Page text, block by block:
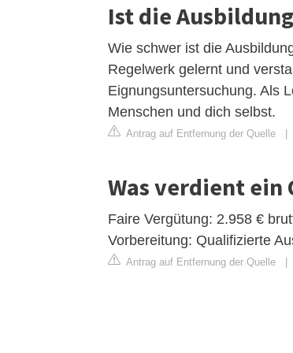
Ist die
Wie schwer ist die
Regelwerk gelernt und
Eignungsuntersuchung. Als
Menschen und dich selbst.
Antrag auf Entfernung der Quelle |
Was verdient
Faire Vergütung: 2.958 €
Vorbereitung: Qualifizierte
Antrag auf Entfernung der Quelle |